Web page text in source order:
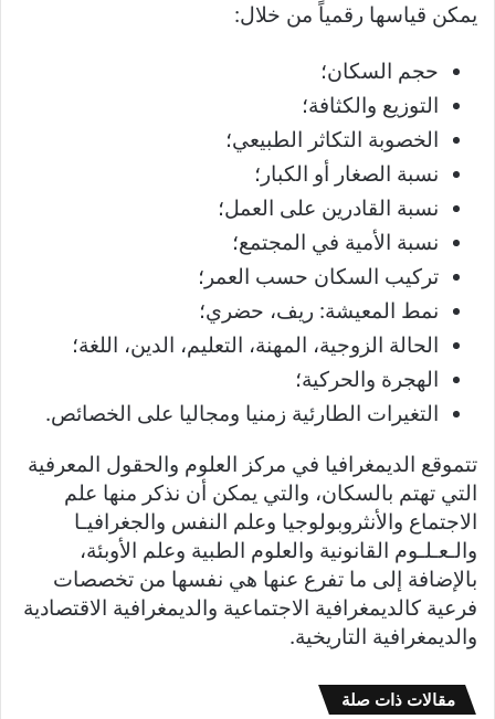
يمكن قياسها رقمياً من خلال:
حجم السكان؛
التوزيع والكثافة؛
الخصوبة التكاثر الطبيعي؛
نسبة الصغار أو الكبار؛
نسبة القادرين على العمل؛
نسبة الأمية في المجتمع؛
تركيب السكان حسب العمر؛
نمط المعيشة: ريف، حضري؛
الحالة الزوجية، المهنة، التعليم، الدين، اللغة؛
الهجرة والحركية؛
التغيرات الطارئية زمنيا ومجاليا على الخصائص.
تتموقع الديمغرافيا في مركز العلوم والحقول المعرفية
التي تهتم بالسكان، والتي يمكن أن نذكر منها علم
الاجتماع والأنثروبولوجيا وعلم النفس والجغرافيـا
والـعـلـوم القانونية والعلوم الطبية وعلم الأوبئة،
بالإضافة إلى ما تفرع عنها هي نفسها من تخصصات
فرعية كالديمغرافية الاجتماعية والديمغرافية الاقتصادية
والديمغرافية التاريخية.
مقالات ذات صلة